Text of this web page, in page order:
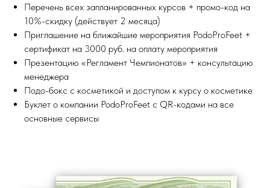
Перечень всех запланированных курсов + промо-код на
10%-скидку (действует 2 месяца)
Приглашение на ближайшие мероприятия PodoProFeet +
сертификат на 3000 руб. на оплату мероприятия
Презентацию «Регламент Чемпионатов» + консультацию
менеджера
Подо-бокс с косметикой и доступом к курсу о косметике
Буклет о компании PodoProFeet с QR-кодами на все
основные сервисы